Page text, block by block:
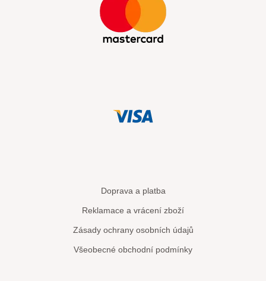
Doprava a platba
Reklamace a vrácení zboží
Zásady ochrany osobních údajů
Všeobecné obchodní podmínky